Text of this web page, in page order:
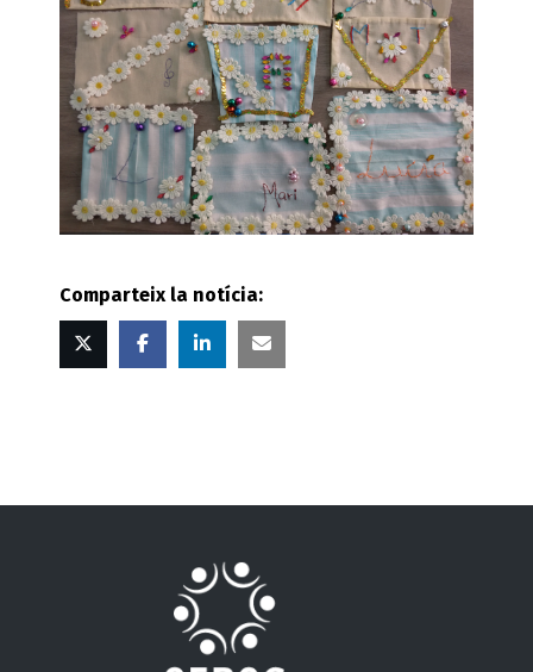
Comparteix la notícia:
Twitter FacebookLinked
in